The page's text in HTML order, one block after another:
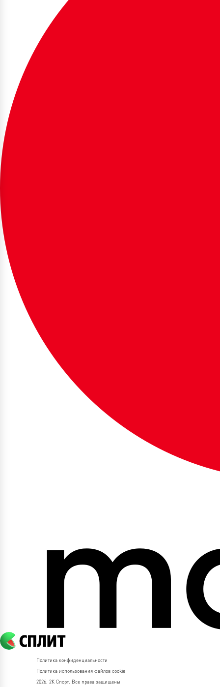
Политика конфиденциальности
Политика использования файлов cookie
2026, 2К Спорт. Все права защищены